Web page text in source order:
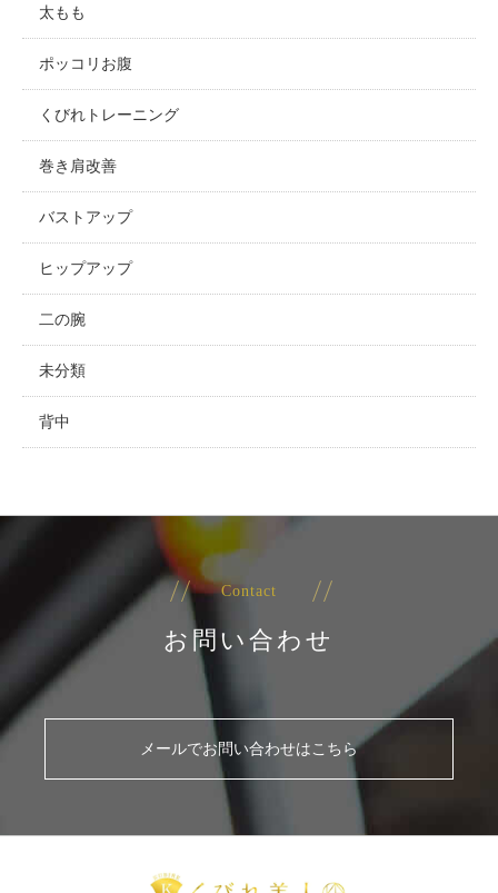
太もも
ポッコリお腹
くびれトレーニング
巻き肩改善
バストアップ
ヒップアップ
二の腕
未分類
背中
Contact
お問い合わせ
メールでお問い合わせはこちら